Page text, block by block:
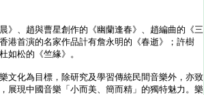
、趙與曹星創作的《幽蘭逢春》、趙編曲的《三
港首演的名家作品計有詹永明的《春逝》；許樹
如松的《竺緣》。
化為目標，除研究及學習傳統民間音樂外，亦致
展現中國音樂「小而美、簡而精」的獨特魅力。樂